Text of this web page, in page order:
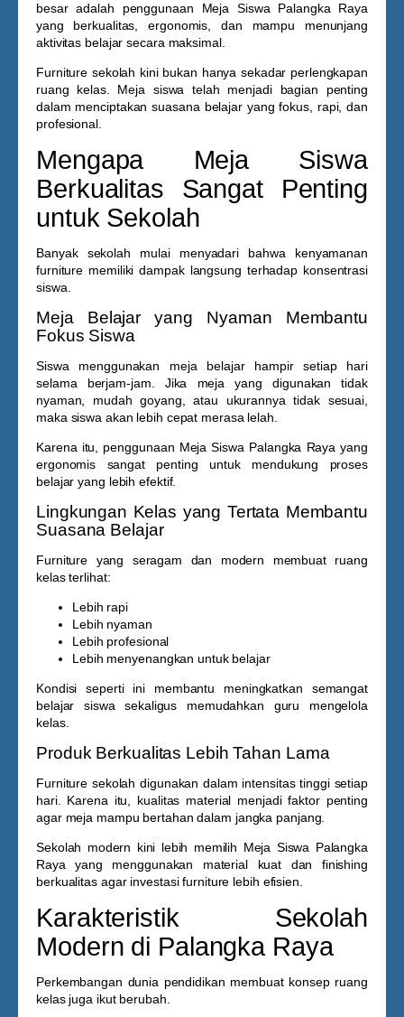
besar adalah penggunaan Meja Siswa Palangka Raya
yang berkualitas, ergonomis, dan mampu menunjang
aktivitas belajar secara maksimal.
Furniture sekolah kini bukan hanya sekadar perlengkapan
ruang kelas. Meja siswa telah menjadi bagian penting
dalam menciptakan suasana belajar yang fokus, rapi, dan
profesional.
Mengapa Meja Siswa
Berkualitas Sangat Penting
untuk Sekolah
Banyak sekolah mulai menyadari bahwa kenyamanan
furniture memiliki dampak langsung terhadap konsentrasi
siswa.
Meja Belajar yang Nyaman Membantu
Fokus Siswa
Siswa menggunakan meja belajar hampir setiap hari
selama berjam-jam. Jika meja yang digunakan tidak
nyaman, mudah goyang, atau ukurannya tidak sesuai,
maka siswa akan lebih cepat merasa lelah.
Karena itu, penggunaan Meja Siswa Palangka Raya yang
ergonomis sangat penting untuk mendukung proses
belajar yang lebih efektif.
Lingkungan Kelas yang Tertata Membantu
Suasana Belajar
Furniture yang seragam dan modern membuat ruang
kelas terlihat:
Lebih rapi
Lebih nyaman
Lebih profesional
Lebih menyenangkan untuk belajar
Kondisi seperti ini membantu meningkatkan semangat
belajar siswa sekaligus memudahkan guru mengelola
kelas.
Produk Berkualitas Lebih Tahan Lama
Furniture sekolah digunakan dalam intensitas tinggi setiap
hari. Karena itu, kualitas material menjadi faktor penting
agar meja mampu bertahan dalam jangka panjang.
Sekolah modern kini lebih memilih Meja Siswa Palangka
Raya yang menggunakan material kuat dan finishing
berkualitas agar investasi furniture lebih efisien.
Karakteristik Sekolah
Modern di Palangka Raya
Perkembangan dunia pendidikan membuat konsep ruang
kelas juga ikut berubah.